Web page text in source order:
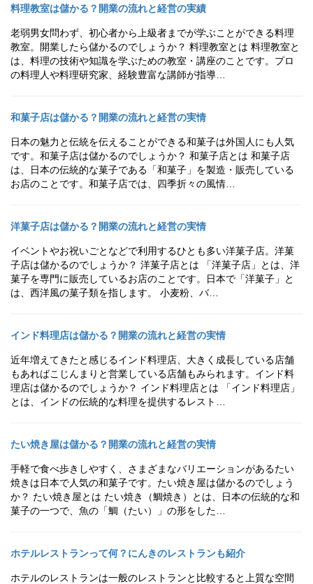
料理教室は儲かる？開業の流れと経営の実績
老弱男女問わず、初心者から上級者までが学ぶことができる料理
教室。開業したら儲かるのでしょうか？ 料理教室とは 料理教室と
は、料理の技術や知識を学ぶための教室・講座のことです。プロ
の料理人や料理研究家、経験豊富な講師が指導…
和菓子店は儲かる？開業の流れと経営の実情
日本の魅力と伝統を伝えることができる和菓子は外国人にも人気
です。和菓子店は儲かるのでしょうか？ 和菓子店とは 和菓子店
は、日本の伝統的な菓子である「和菓子」を製造・販売している
お店のことです。和菓子店では、四季折々の風情…
洋菓子店は儲かる？開業の流れと経営の実情
イベントやお祝いごとなどで利用するひとも多い洋菓子店。洋菓
子店は儲かるのでしょうか？ 洋菓子店とは 「洋菓子店」とは、洋
菓子を専門に販売しているお店のことです。日本で「洋菓子」と
は、西洋風の菓子類を指します。 小麦粉、バ…
インド料理店は儲かる？開業の流れと経営の実情
近年増えてきたと感じるインド料理店、大きく成長している店舗
もあればこじんまりと営業している店舗もみられます。インド料
理店は儲かるのでしょうか？ インド料理店とは 「インド料理店」
とは、インドの伝統的な料理を提供するレスト…
たい焼き屋は儲かる？開業の流れと経営の実情
手軽で食べ歩きしやすく、さまざまなバリエーションがあるたい
焼きは日本で人気の和菓子です。たい焼き屋は儲かるのでしょう
か？ たい焼き屋とは たい焼き（鯛焼き）とは、日本の伝統的な和
菓子の一つで、魚の「鯛（たい）」の形をした…
ホテルレストランって何？にんきのレストランも紹介
ホテルのレストランは一般のレストランと比較すると上質な空間